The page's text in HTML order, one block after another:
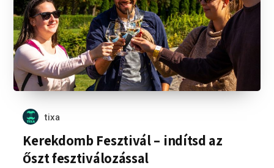
tixa
Kerekdomb Fesztivál – indítsd az
őszt fesztiválozással